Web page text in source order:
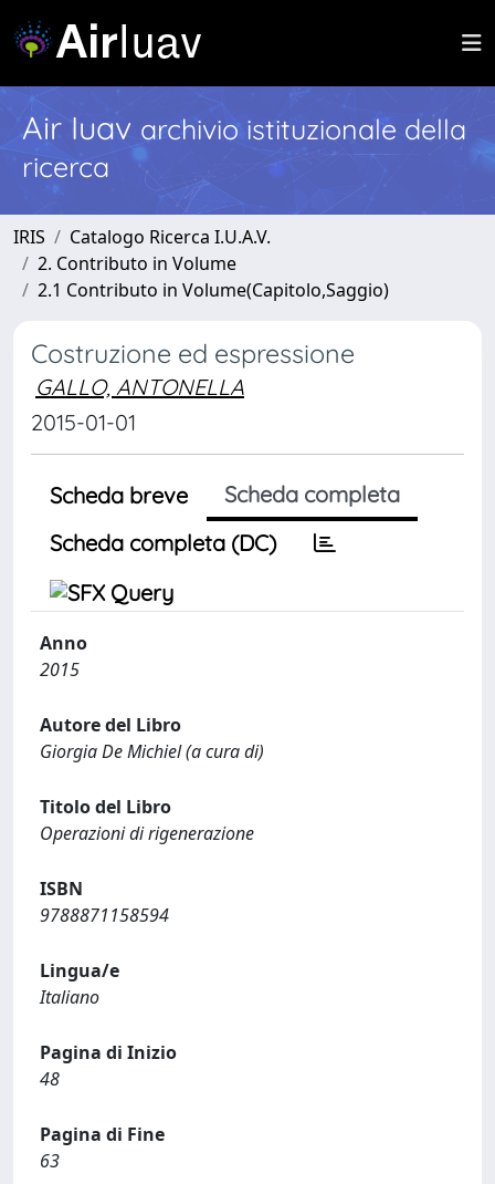
Air Iuav archivio istituzionale della
ricerca
IRIS
Catalogo Ricerca I.U.A.V.
2. Contributo in Volume
2.1 Contributo in Volume(Capitolo,Saggio)
Costruzione ed espressione
GALLO, ANTONELLA
2015-01-01
Scheda breve
Scheda completa
Scheda completa (DC)
Anno
2015
Autore del Libro
Giorgia De Michiel (a cura di)
Titolo del Libro
Operazioni di rigenerazione
ISBN
9788871158594
Lingua/e
Italiano
Pagina di Inizio
48
Pagina di Fine
63